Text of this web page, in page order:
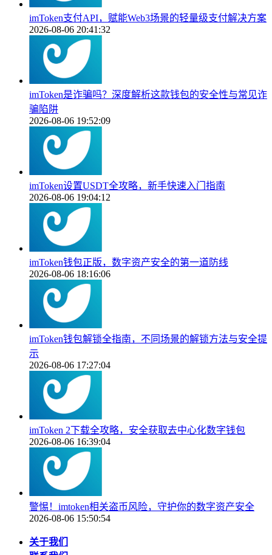
imToken支付API，赋能Web3场景的轻量级支付解决方案
2026-08-06 20:41:32
imToken是诈骗吗？深度解析这款钱包的安全性与常见诈
骗陷阱
2026-08-06 19:52:09
imToken设置USDT全攻略，新手快速入门指南
2026-08-06 19:04:12
imToken钱包正版，数字资产安全的第一道防线
2026-08-06 18:16:06
imToken钱包解锁全指南，不同场景的解锁方法与安全提
示
2026-08-06 17:27:04
imToken 2下载全攻略，安全获取去中心化数字钱包
2026-08-06 16:39:04
警惕！imtoken相关盗币风险，守护你的数字资产安全
2026-08-06 15:50:54
关于我们